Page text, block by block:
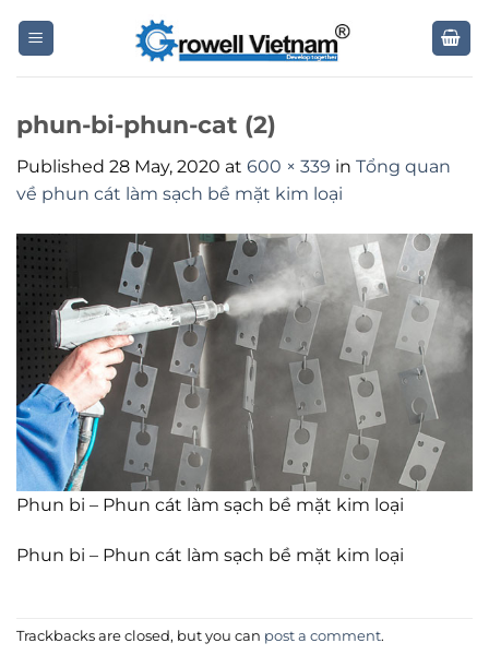
phun-bi-phun-cat (2)
Published 28 May, 2020 at 600 × 339 in Tổng quan
về phun cát làm sạch bề mặt kim loại
Phun bi – Phun cát làm sạch bề mặt kim loại
Phun bi – Phun cát làm sạch bề mặt kim loại
Trackbacks are closed, but you can post a comment.